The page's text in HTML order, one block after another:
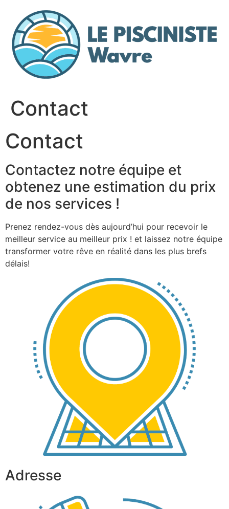
contenu
Contact
Contact
Contactez notre équipe et
obtenez une estimation du prix
de nos services !
Prenez rendez-vous dès aujourd’hui pour recevoir le
meilleur service au meilleur prix ! et laissez notre équipe
transformer votre rêve en réalité dans les plus brefs
délais!
Adresse